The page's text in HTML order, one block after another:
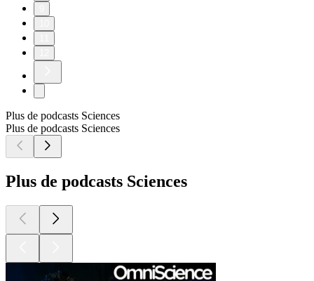
Plus de podcasts Sciences
Plus de podcasts Sciences
Plus de podcasts Sciences